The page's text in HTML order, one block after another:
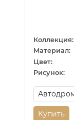
Коллекция:
Материал:
Цвет:
Рисунок:
Купить